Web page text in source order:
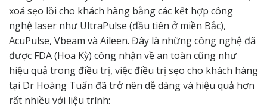
xoá sẹo lồi cho khách hàng bằng các kết hợp công
nghệ laser như UltraPulse (đầu tiên ở miền Bắc),
AcuPulse, Vbeam và Aileen. Đây là những công nghệ đã
được FDA (Hoa Kỳ) công nhận về an toàn cũng như
hiệu quả trong điều trị, việc điều trị sẹo cho khách hàng
tại Dr Hoàng Tuấn đã trở nên dễ dàng và hiệu quả hơn
rất nhiều với liệu trình: